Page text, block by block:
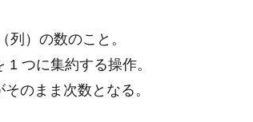
列）の数のこと。
つに集約する操作。
のまま次数となる。